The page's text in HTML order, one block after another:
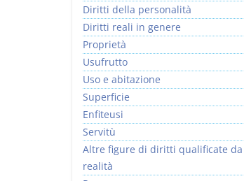
Diritti della personalità
Diritti reali in genere
Proprietà
Usufrutto
Uso e abitazione
Superficie
Enfiteusi
Servitù
Altre figure di diritti qualificate da
realità